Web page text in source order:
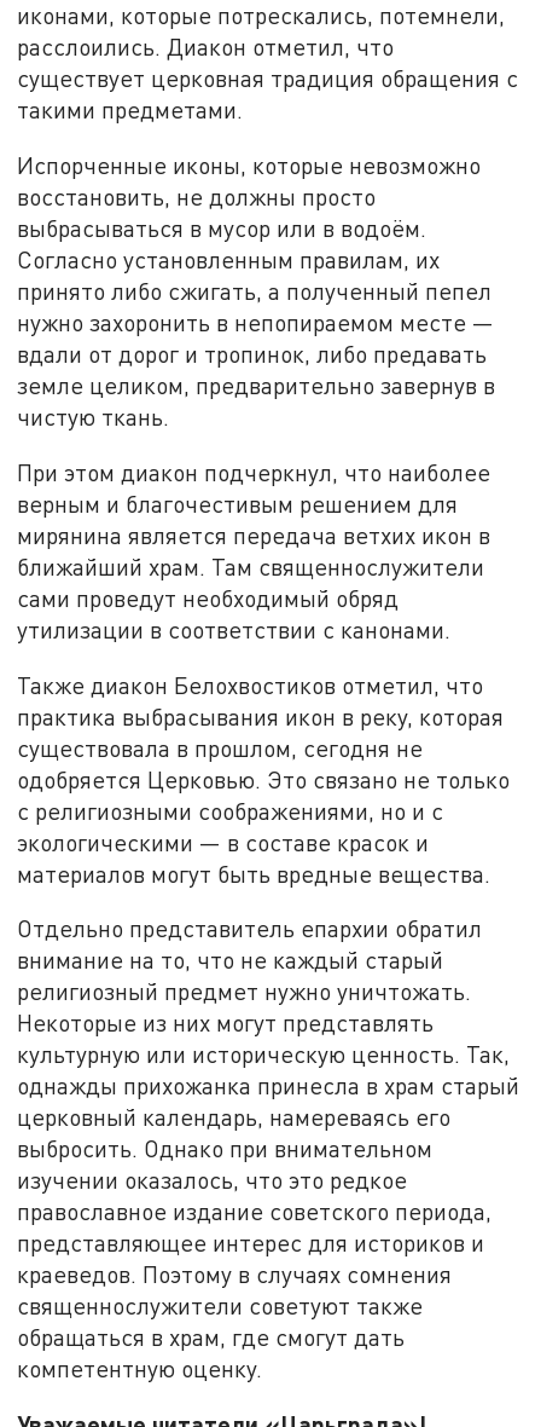
иконами, которые потрескались, потемнели,
расслоились. Диакон отметил, что
существует церковная традиция обращения с
такими предметами.
Испорченные иконы, которые невозможно
восстановить, не должны просто
выбрасываться в мусор или в водоём.
Согласно установленным правилам, их
принято либо сжигать, а полученный пепел
нужно захоронить в непопираемом месте —
вдали от дорог и тропинок, либо предавать
земле целиком, предварительно завернув в
чистую ткань.
При этом диакон подчеркнул, что наиболее
верным и благочестивым решением для
мирянина является передача ветхих икон в
ближайший храм. Там священнослужители
сами проведут необходимый обряд
утилизации в соответствии с канонами.
Также диакон Белохвостиков отметил, что
практика выбрасывания икон в реку, которая
существовала в прошлом, сегодня не
одобряется Церковью. Это связано не только
с религиозными соображениями, но и с
экологическими — в составе красок и
материалов могут быть вредные вещества.
Отдельно представитель епархии обратил
внимание на то, что не каждый старый
религиозный предмет нужно уничтожать.
Некоторые из них могут представлять
культурную или историческую ценность. Так,
однажды прихожанка принесла в храм старый
церковный календарь, намереваясь его
выбросить. Однако при внимательном
изучении оказалось, что это редкое
православное издание советского периода,
представляющее интерес для историков и
краеведов. Поэтому в случаях сомнения
священнослужители советуют также
обращаться в храм, где смогут дать
компетентную оценку.